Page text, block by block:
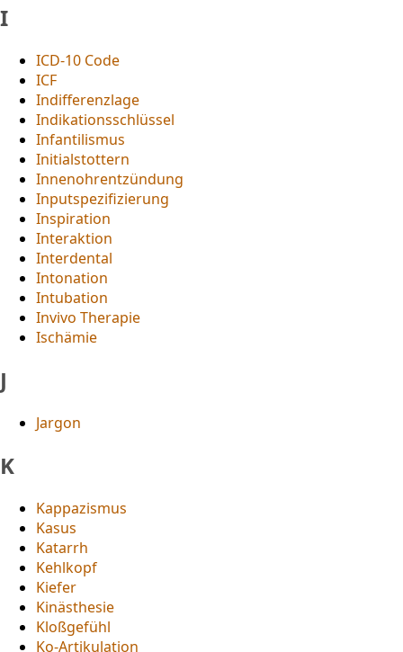
I
ICD-10 Code
ICF
Indifferenzlage
Indikationsschlüssel
Infantilismus
Initialstottern
Innenohrentzündung
Inputspezifizierung
Inspiration
Interaktion
Interdental
Intonation
Intubation
Invivo Therapie
Ischämie
J
Jargon
K
Kappazismus
Kasus
Katarrh
Kehlkopf
Kiefer
Kinästhesie
Kloßgefühl
Ko-Artikulation